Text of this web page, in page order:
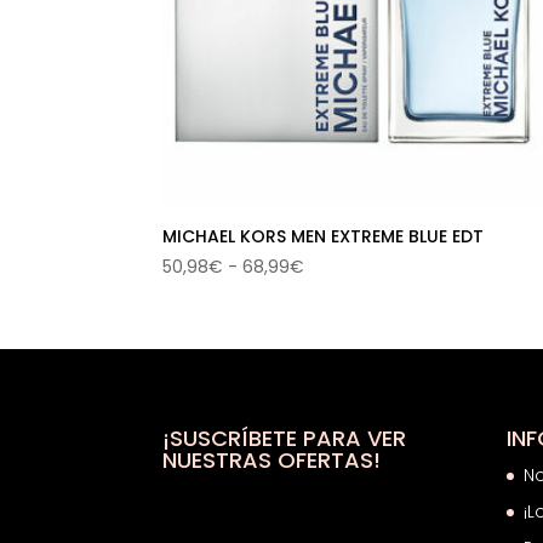
MICHAEL KORS MEN EXTREME BLUE EDT
50,98€ - 68,99€
desde
68,99€
¡SUSCRÍBETE PARA VER
NUESTRAS OFERTAS!